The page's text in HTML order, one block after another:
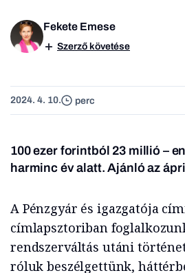
Fekete Emese
Szerző követése
2024. 4. 10. perc
100 ezer forintból 23 millió –
harminc év alatt. Ajánló az
A Pénzgyár és igazgatója
címlapsztoriban
rendszerváltás utáni
róluk beszélgettünk,